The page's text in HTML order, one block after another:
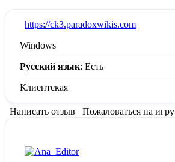
https://ck3.paradoxwikis.com
Windows
Русский язык: Есть
Клиентская
Написать отзыв Пожаловаться на игру